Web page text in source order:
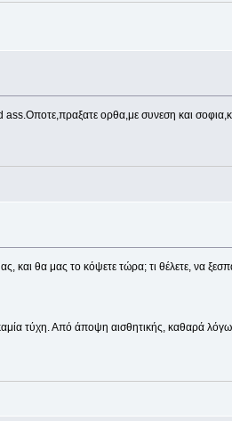
ορθα,με συνεση και
και θα μας το κόψετε τώρα; τι θέλετε, να
τύχη. Από άποψη αισθητικής, καθαρά